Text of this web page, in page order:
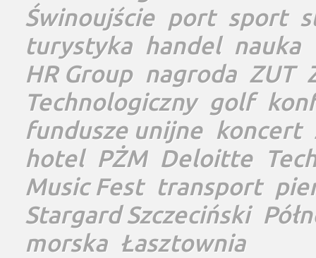
Świnoujście port sport
turystyka handel nauka
HR Group nagroda ZUT
Technologiczny golf
fundusze unijne koncert
hotel PŻM Deloitte
Music Fest transport
Stargard Szczeciński
morska Łasztownia